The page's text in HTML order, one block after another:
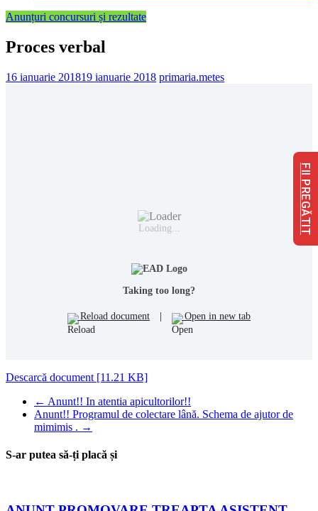
Anunțuri concursuri și rezultate
Proces verbal
16 ianuarie 201819 ianuarie 2018 primaria.metes
Loading...
Taking too long?
Reload document Open in new tab
Descarcă document [11.21 KB]
← Anunt!! In atentia apicultorilor!!
Anunt!! Programul de colectare lână. Schema de ajutor de
mimimis . →
S-ar putea să-ți placă și
FII PREGĂTIT